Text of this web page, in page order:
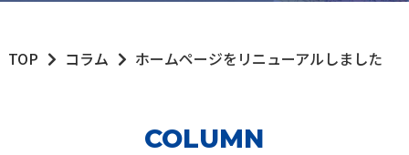
TOP コラム ホームページをリニューアルしました
COLUMN